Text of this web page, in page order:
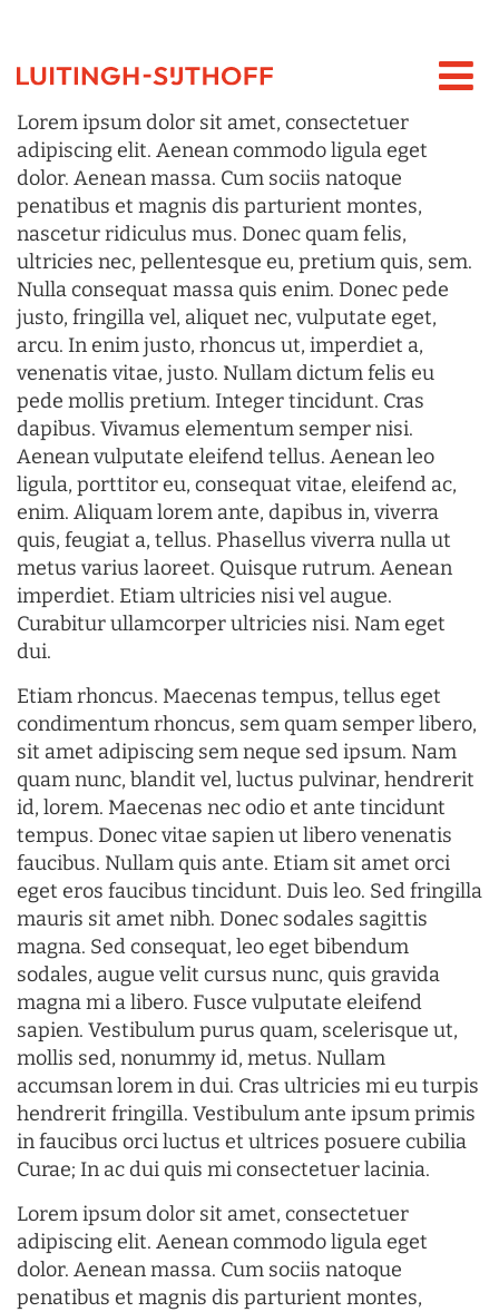
Lorem ipsum dolor sit amet, consectetuer
adipiscing elit. Aenean commodo ligula eget
dolor. Aenean massa. Cum sociis natoque
penatibus et magnis dis parturient montes,
nascetur ridiculus mus. Donec quam felis,
ultricies nec, pellentesque eu, pretium quis, sem.
Nulla consequat massa quis enim. Donec pede
justo, fringilla vel, aliquet nec, vulputate eget,
arcu. In enim justo, rhoncus ut, imperdiet a,
venenatis vitae, justo. Nullam dictum felis eu
pede mollis pretium. Integer tincidunt. Cras
dapibus. Vivamus elementum semper nisi.
Aenean vulputate eleifend tellus. Aenean leo
ligula, porttitor eu, consequat vitae, eleifend ac,
enim. Aliquam lorem ante, dapibus in, viverra
quis, feugiat a, tellus. Phasellus viverra nulla ut
metus varius laoreet. Quisque rutrum. Aenean
imperdiet. Etiam ultricies nisi vel augue.
Curabitur ullamcorper ultricies nisi. Nam eget
dui.
Etiam rhoncus. Maecenas tempus, tellus eget
condimentum rhoncus, sem quam semper libero,
sit amet adipiscing sem neque sed ipsum. Nam
quam nunc, blandit vel, luctus pulvinar, hendrerit
id, lorem. Maecenas nec odio et ante tincidunt
tempus. Donec vitae sapien ut libero venenatis
faucibus. Nullam quis ante. Etiam sit amet orci
eget eros faucibus tincidunt. Duis leo. Sed fringilla
mauris sit amet nibh. Donec sodales sagittis
magna. Sed consequat, leo eget bibendum
sodales, augue velit cursus nunc, quis gravida
magna mi a libero. Fusce vulputate eleifend
sapien. Vestibulum purus quam, scelerisque ut,
mollis sed, nonummy id, metus. Nullam
accumsan lorem in dui. Cras ultricies mi eu turpis
hendrerit fringilla. Vestibulum ante ipsum primis
in faucibus orci luctus et ultrices posuere cubilia
Curae; In ac dui quis mi consectetuer lacinia.
Lorem ipsum dolor sit amet, consectetuer
adipiscing elit. Aenean commodo ligula eget
dolor. Aenean massa. Cum sociis natoque
penatibus et magnis dis parturient montes,